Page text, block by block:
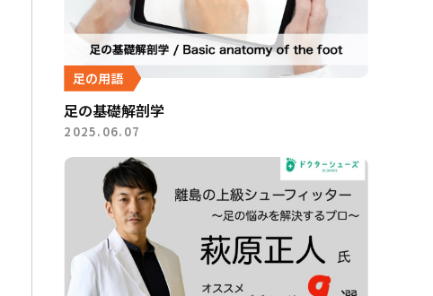
足の用語
足の基礎解剖学
2025.06.07